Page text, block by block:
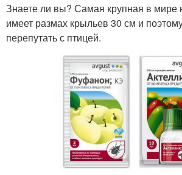
Знаете ли вы? Самая крупная в мире
имеет размах крыльев 30 см и
перепутать с птицей.